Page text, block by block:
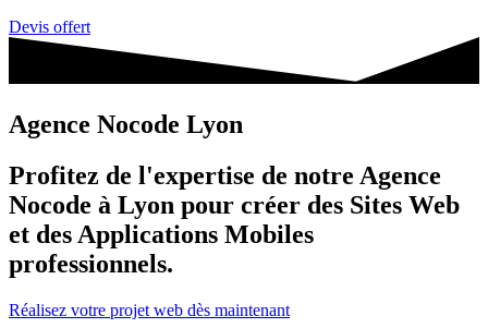
Devis offert
Agence Nocode Lyon
Profitez de l'expertise de notre Agence
Nocode à Lyon pour créer des Sites Web
et des Applications Mobiles
professionnels.
Réalisez votre projet web dès maintenant